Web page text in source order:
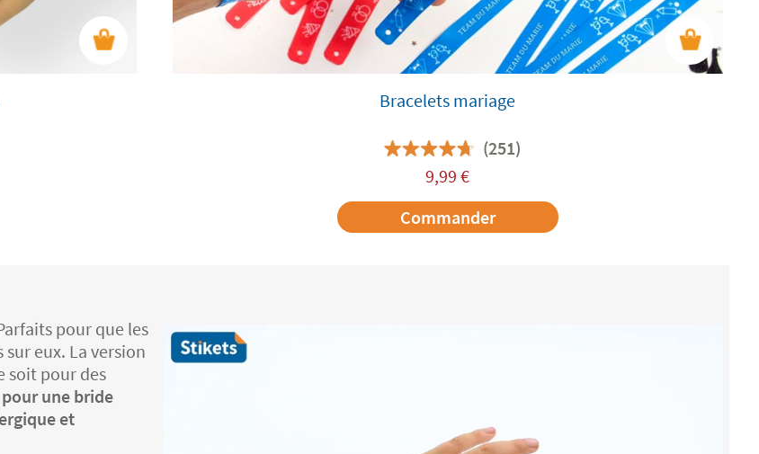
Bracelets mariage
(251)
9,99 €
Commander
pour que les
eux. La version
soit pour des
une bride
et